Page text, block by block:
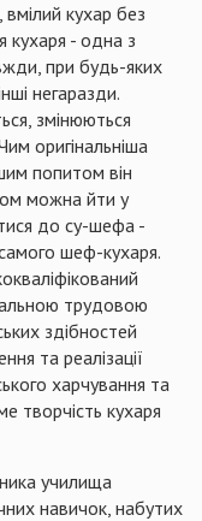
кухар без
кухаря - одна з
при будь-яких
негаразди.
змінюються
оригінальніша
попитом він
можна йти у
до су-шефа -
шеф-кухаря.
трудовою
здібностей
та реалізації
харчування та
творчість кухаря
училища
навичок, набутих